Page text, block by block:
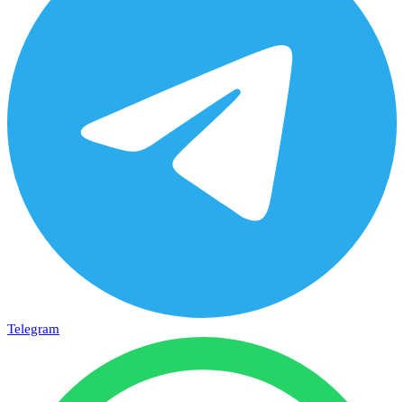
Telegram